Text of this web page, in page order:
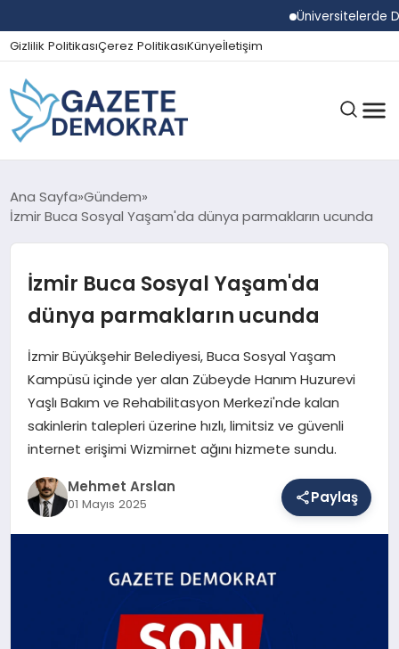
Üniversitelerde
Gizlilik PolitikasıÇerez PolitikasıKünyeİletişim
GÜNDEM
SPOR
MAGAZIN
SAĞLIK
Ana Sayfa Gündem
İzmir Buca Sosyal Yaşam'da dünya parmakların ucunda
İzmir Buca Sosyal Yaşam'da
dünya parmakların ucunda
İzmir Büyükşehir Belediyesi, Buca Sosyal Yaşam
Kampüsü içinde yer alan Zübeyde Hanım Huzurevi
Yaşlı Bakım ve Rehabilitasyon Merkezi'nde kalan
sakinlerin talepleri üzerine hızlı, limitsiz ve güvenli
internet erişimi Wizmirnet ağını hizmete sundu.
Mehmet Arslan
01 Mayıs 2025 Paylaş